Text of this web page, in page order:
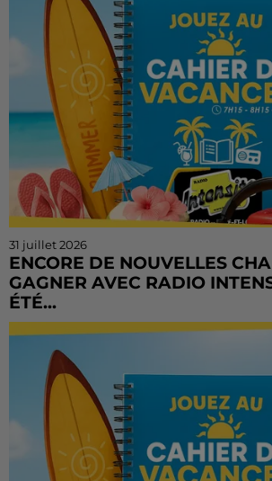
31 juillet 2026
ENCORE DE NOUVELLES
GAGNER AVEC RADIO
ÉTÉ...
Vous n'avez pas encore tenté votre
Vacances continue sur Radio
matin, de...